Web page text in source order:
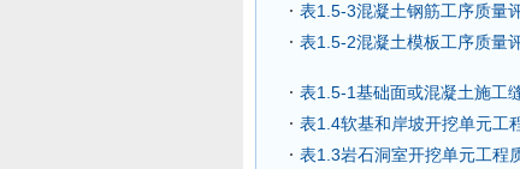
表1.5-3混凝土钢筋工序质量
表1.5-2混凝土模板工序质量
表1.5-1基础面或混凝土施工
表1.4软基和岸坡开挖单元工
表1.3岩石洞室开挖单元工程